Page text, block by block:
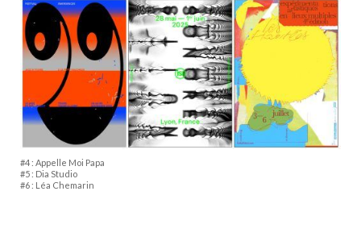
#4 : Appelle Moi Papa
#5 : Dia Studio
#6 : Léa Chemarin